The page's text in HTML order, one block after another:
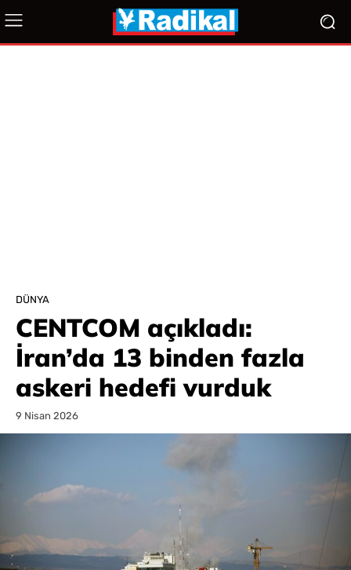
DÜNYA
CENTCOM açıkladı:
İran’da 13 binden fazla
askeri hedefi vurduk
9 Nisan 2026